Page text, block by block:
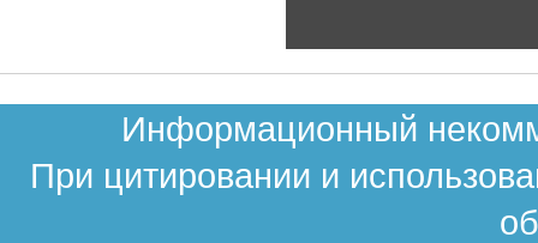
Информационный
При цитировании и